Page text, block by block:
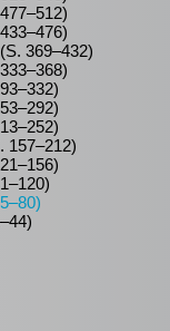
369–432)
157–212)